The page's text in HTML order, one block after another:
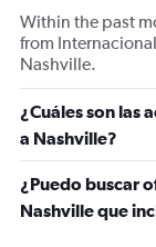
displaying
Avg.
Price
and
Number
of
flights.
Within the past
from
Nashville.
¿Cuáles son las
a Nashville?
¿Puedo buscar
Nashville que